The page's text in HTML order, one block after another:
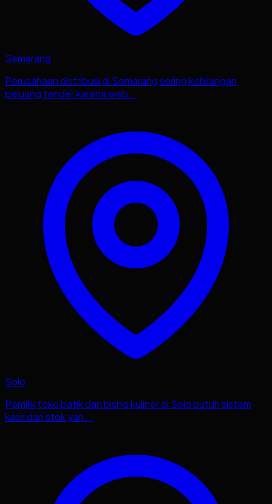
Semarang
Perusahaan distribusi di Semarang sering kehilangan
peluang tender karena web...
Solo
Pemilik toko batik dan bisnis kuliner di Solo butuh sistem
kasir dan stok yan...